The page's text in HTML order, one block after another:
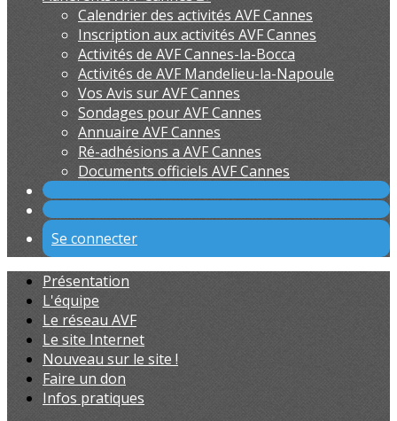
Calendrier des activités AVF Cannes
Inscription aux activités AVF Cannes
Activités de AVF Cannes-la-Bocca
Activités de AVF Mandelieu-la-Napoule
Vos Avis sur AVF Cannes
Sondages pour AVF Cannes
Annuaire AVF Cannes
Ré-adhésions a AVF Cannes
Documents officiels AVF Cannes
Se connecter
Présentation
L'équipe
Le réseau AVF
Le site Internet
Nouveau sur le site !
Faire un don
Infos pratiques